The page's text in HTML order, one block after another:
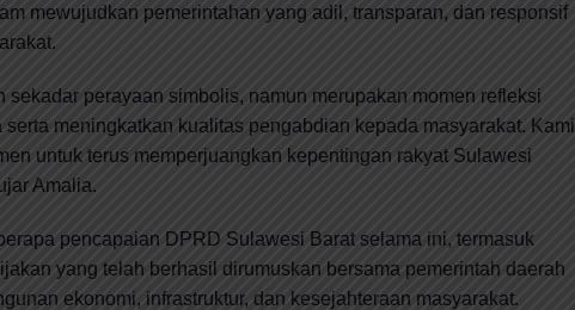
mewujudkan pemerintahan yang adil, transparan, dan responsif
sekadar perayaan simbolis, namun merupakan momen refleksi
meningkatkan kualitas pengabdian kepada masyarakat. Kami
untuk terus memperjuangkan kepentingan rakyat Sulawesi
Amalia.
pencapaian DPRD Sulawesi Barat selama ini, termasuk
yang telah berhasil dirumuskan bersama pemerintah daerah
ekonomi, infrastruktur, dan kesejahteraan masyarakat.